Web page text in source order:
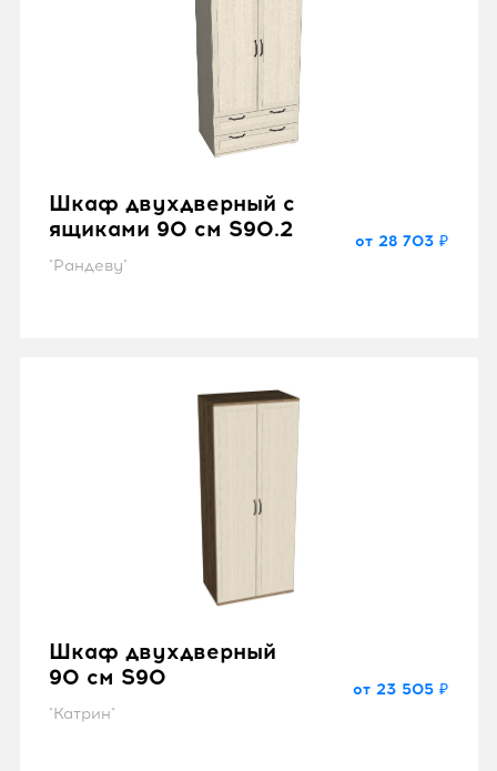
Шкаф двухдверный с
ящиками 90 см S90.2
"Рандеву"
от 28 703 ₽
Шкаф двухдверный
90 см S90
"Катрин"
от 23 505 ₽